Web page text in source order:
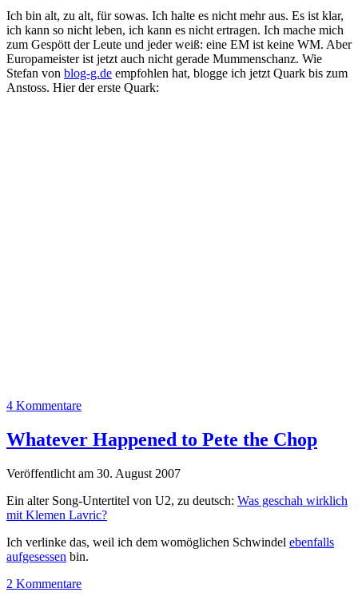
Ich bin alt, zu alt, für sowas. Ich halte es nicht mehr aus. Es ist klar,
ich kann so nicht leben, ich kann es nicht ertragen. Ich mache mich
zum Gespött der Leute und jeder weiß: eine EM ist keine WM. Aber
Europameister ist jetzt auch nicht gerade Mummenschanz. Wie
Stefan von blog-g.de empfohlen hat, blogge ich jetzt Quark bis zum
Anstoss. Hier der erste Quark:
4 Kommentare
Whatever Happened to Pete the Chop
Veröffentlicht am 30. August 2007
Ein alter Song-Untertitel von U2, zu deutsch: Was geschah wirklich
mit Klemen Lavric?
Ich verlinke das, weil ich dem womöglichen Schwindel ebenfalls
aufgesessen bin.
2 Kommentare